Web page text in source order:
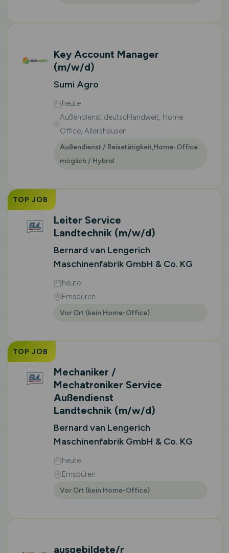
Key Account Manager
(m/w/d)
Sumi Agro
heute
Außendienst deutschlandweit, Home
Office, Allershausen
Außendienst / Reisetätigkeit,Home-Office
möglich / Hybrid
TOP JOB
Leiter Service
Landtechnik (m/w/d)
Bernard van Lengerich
Maschinenfabrik GmbH & Co. KG
heute
Emsbüren
Vor Ort (kein Home-Office)
TOP JOB
Mechaniker /
Mechatroniker Service
Außendienst
Landtechnik (m/w/d)
Bernard van Lengerich
Maschinenfabrik GmbH & Co. KG
heute
Emsbüren
Vor Ort (kein Home-Office)
ausgebildete/r